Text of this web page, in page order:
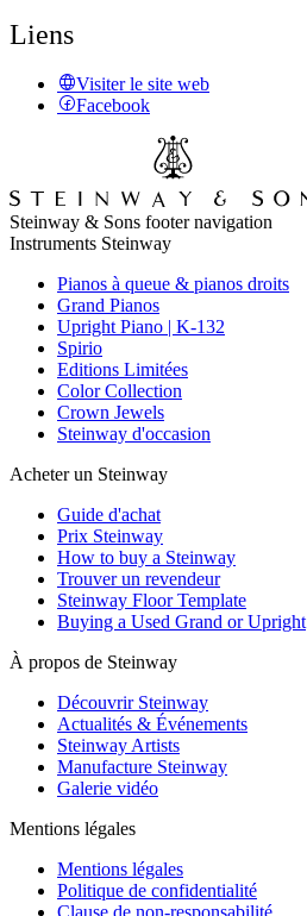
Liens
Visiter le site web
Facebook
Steinway & Sons footer navigation
Instruments Steinway
Pianos à queue & pianos droits
Grand Pianos
Upright Piano | K-132
Spirio
Editions Limitées
Color Collection
Crown Jewels
Steinway d'occasion
Acheter un Steinway
Guide d'achat
Prix Steinway
How to buy a Steinway
Trouver un revendeur
Steinway Floor Template
Buying a Used Grand or Upright
À propos de Steinway
Découvrir Steinway
Actualités & Événements
Steinway Artists
Manufacture Steinway
Galerie vidéo
Mentions légales
Mentions légales
Politique de confidentialité